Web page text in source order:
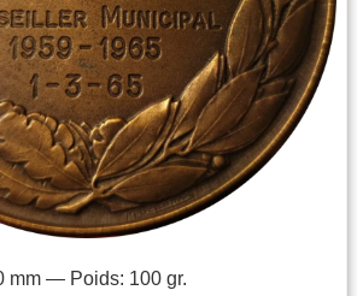
mm — Poids: 100 gr.